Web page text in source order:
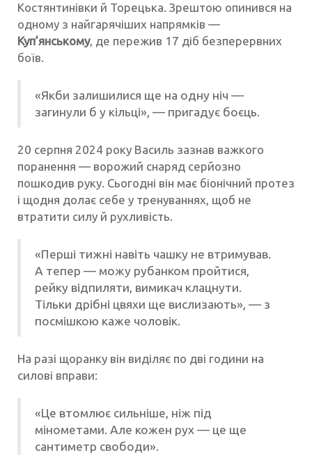
Костянтинівки й Торецька. Зрештою опинився на
одному з найгарячіших напрямків —
Куп’янському, де пережив 17 діб безперервних
боїв.
«Якби залишилися ще на одну ніч —
загинули б у кільці», — пригадує боєць.
20 серпня 2024 року Василь зазнав важкого
поранення — ворожий снаряд серйозно
пошкодив руку. Сьогодні він має біонічний протез
і щодня долає себе у тренуваннях, щоб не
втратити силу й рухливість.
«Перші тижні навіть чашку не втримував.
А тепер — можу рубанком пройтися,
рейку відпиляти, вимикач клацнути.
Тільки дрібні цвяхи ще вислизають», — з
посмішкою каже чоловік.
На разі щоранку він виділяє по дві години на
силові вправи:
«Це втомлює сильніше, ніж під
мінометами. Але кожен рух — це ще
сантиметр свободи».